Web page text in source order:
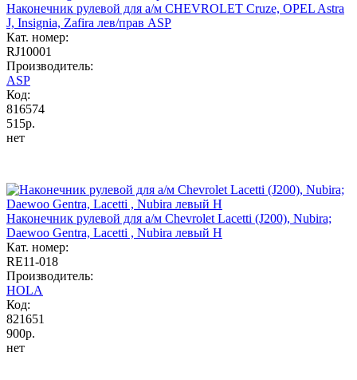
Наконечник рулевой для а/м CHEVROLET Cruze, OPEL Astra
J, Insignia, Zafira лев/прав ASP
Кат. номер:
RJ10001
Производитель:
ASP
Код:
816574
515р.
нет
Наконечник рулевой для а/м Chevrolet Lacetti (J200), Nubira;
Daewoo Gentra, Lacetti , Nubira левый H
Кат. номер:
RE11-018
Производитель:
HOLA
Код:
821651
900р.
нет